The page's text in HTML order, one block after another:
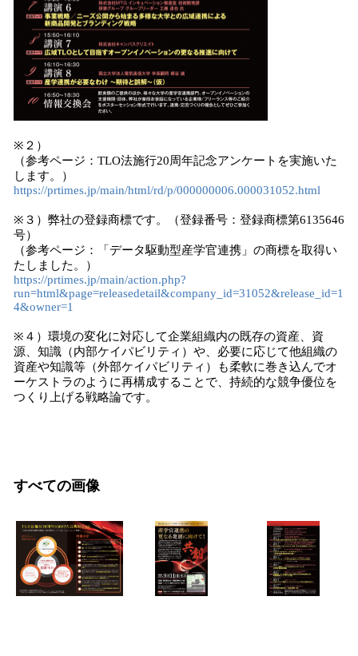
※２）
（参考ページ：TLO法施行20周年記念アンケートを実施いた
します。）
https://prtimes.jp/main/html/rd/p/000000006.000031052.html
※３）弊社の登録商標です。（登録番号：登録商標第6135646
号）
（参考ページ：「データ駆動型産学官連携」の商標を取得い
たしました。）
https://prtimes.jp/main/action.php?
run=html&page=releasedetail&company_id=31052&release_id=1
4&owner=1
※４）環境の変化に対応して企業組織内の既存の資産、資
源、知識（内部ケイパビリティ）や、必要に応じて他組織の
資産や知識等（外部ケイパビリティ）も柔軟に巻き込んでオ
ーケストラのように再構成することで、持続的な競争優位を
つくり上げる戦略論です。
すべての画像